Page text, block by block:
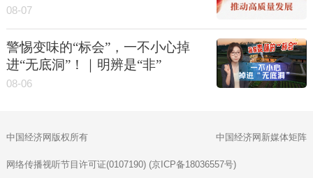
08-07
警惕变味的“标会”，一不小心掉
进“无底洞”！｜明辨是“非”
08-06
中国经济网版权所有 中国经济网新媒体矩阵
网络传播视听节目许可证(0107190) (京ICP备18036557号)